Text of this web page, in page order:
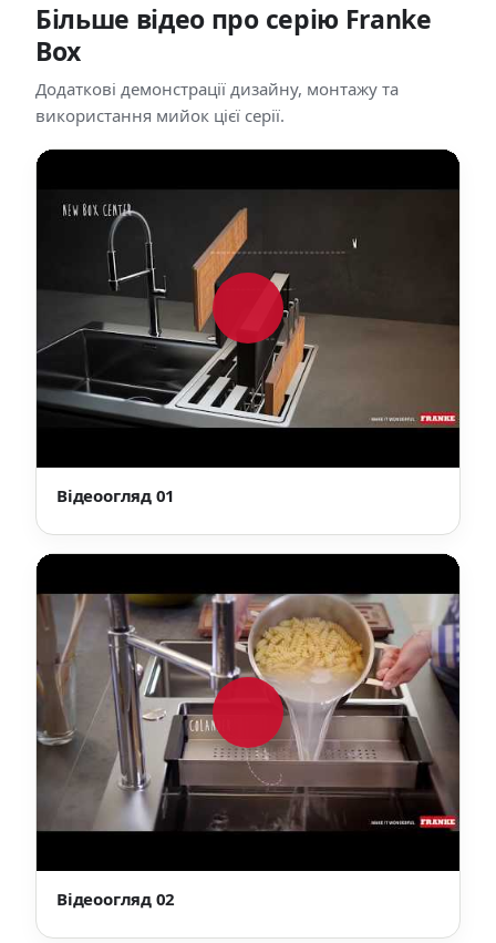
Більше відео про серію Franke
Box
Додаткові демонстрації дизайну, монтажу та
використання мийок цієї серії.
Відеоогляд 01
Відеоогляд 02